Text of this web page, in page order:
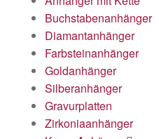
Buchstabenanhänger
Diamantanhänger
Farbsteinanhänger
Goldanhänger
Silberanhänger
Gravurplatten
Zirkoniaanhänger